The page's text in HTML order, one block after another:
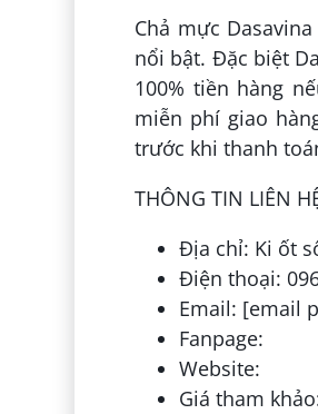
Chả mực
nổi bật. Đặc biệt
100% tiền hàng
miễn phí giao
trước khi thanh
THÔNG TIN LIÊN
Địa chỉ: Ki ốt
Điện thoại:
Email: [email
Fanpage:
Website:
Giá tham